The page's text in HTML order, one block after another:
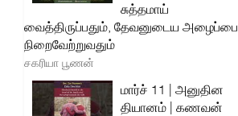
சுத்தமாய்
வைத்திருப்பதும், தேவனுடைய அழைப்பை
நிறைவேற்றுவதும்
சகரியா பூணன்
மார்ச் 11 | அனுதின
தியானம் | கணவன்